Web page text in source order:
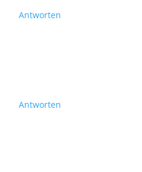
Antworten
Antworten